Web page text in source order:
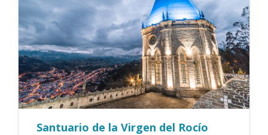
Santuario de la Virgen del Rocío